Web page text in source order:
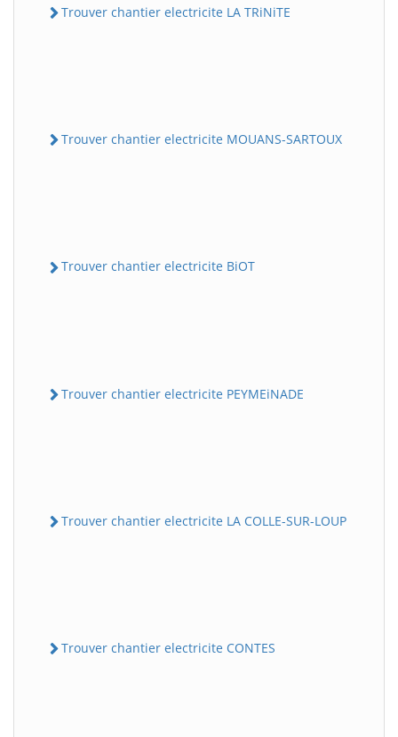
Trouver chantier electricite LA TRiNiTE
Trouver chantier electricite MOUANS-SARTOUX
Trouver chantier electricite BiOT
Trouver chantier electricite PEYMEiNADE
Trouver chantier electricite LA COLLE-SUR-LOUP
Trouver chantier electricite CONTES